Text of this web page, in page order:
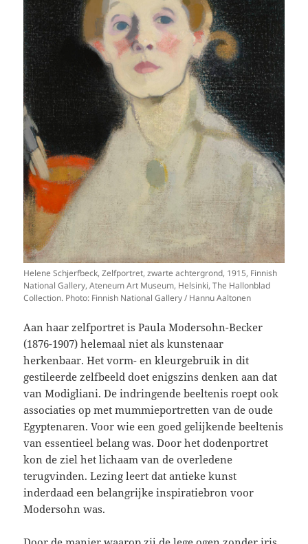
Helene Schjerfbeck, Zelfportret, zwarte achtergrond, 1915, Finnish
National Gallery, Ateneum Art Museum, Helsinki, The Hallonblad
Collection. Photo: Finnish National Gallery / Hannu Aaltonen
Aan haar zelfportret is Paula Modersohn-Becker
(1876-1907) helemaal niet als kunstenaar
herkenbaar. Het vorm- en kleurgebruik in dit
gestileerde zelfbeeld doet enigszins denken aan dat
van Modigliani. De indringende beeltenis roept ook
associaties op met mummieportretten van de oude
Egyptenaren. Voor wie een goed gelijkende beeltenis
van essentieel belang was. Door het dodenportret
kon de ziel het lichaam van de overledene
terugvinden. Lezing leert dat antieke kunst
inderdaad een belangrijke inspiratiebron voor
Modersohn was.